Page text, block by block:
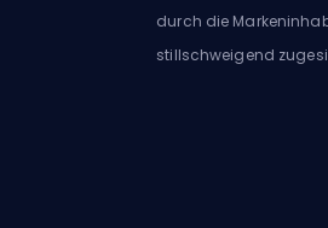
durch die
stillschweigend